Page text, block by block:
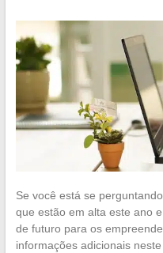
Se você está se
que estão em alta este ano
de futuro para os
informações adicionais